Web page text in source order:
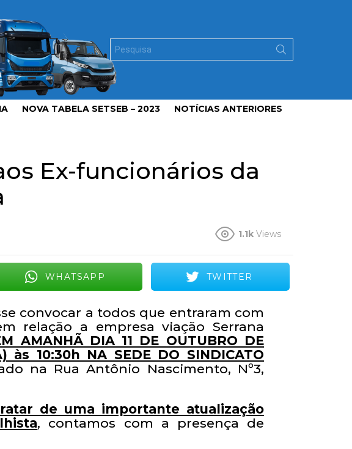
for:
NOVA TABELA SETSEB – 2023 NOTÍCIAS ANTERIORES
Ex-funcionários da
1.1k Views
WHATSAPP TWITTER
convocar a todos que entraram com
relação a empresa viação Serrana
AMANHÃ DIA 11 DE OUTUBRO DE
às 10:30h NA SEDE DO SINDICATO
na Rua Antônio Nascimento, Nº3,
de uma importante atualização
, contamos com a presença de